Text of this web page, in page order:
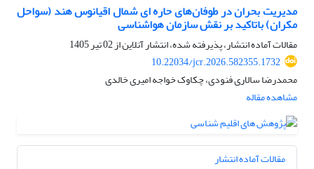
مدیریت بحران در طوفان‌های حاره ای شمال اقیانوس هند (سواحل
مکران) باتاکید بر نقش سازمان هواشناسی
مقالات آماده انتشار، پذیرفته شده، انتشار آنلاین از02 تیر 1405
10.22034/jcr.2026.582355.1732
محمدرضا سالاری فنودی، چکاوک خواجه امیری خالدی
مشاهده مقاله
مقالات آماده انتشار